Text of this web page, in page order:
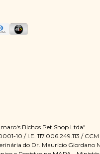
Bichos Pet Shop Ltda"
10 / I.E. 117.006.249.113 /
do Dr. Mauricio Giordano